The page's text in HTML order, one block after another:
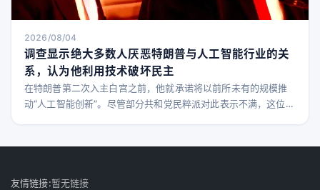
2026/08/04
调查显示绝大多数人厌恶特朗普与人工智能行业的关
系，认为他利用技术破坏民主
在特朗普第二次入主白宫之前，他就承诺将以前所未有的规模推
动“人工智能创新”。尽管部分共和党民粹派对此表示不满，这位亿
业感到厌烦。Upswing Resear
友情链接:暂无链接